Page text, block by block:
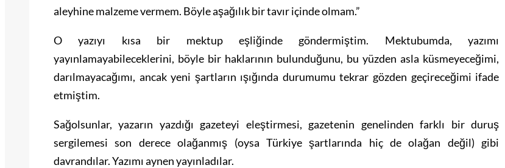
aleyhine malzeme vermem. Böyle aşağılık bir tavır içinde olmam.”
O yazıyı kısa bir mektup eşliğinde göndermiştim. Mektubumda, yazımı
yayınlamayabileceklerini, böyle bir haklarının bulunduğunu, bu yüzden asla küsmeyeceğimi,
darılmayacağımı, ancak yeni şartların ışığında durumumu tekrar gözden geçireceğimi ifade
etmiştim.
Sağolsunlar, yazarın yazdığı gazeteyi eleştirmesi, gazetenin genelinden farklı bir duruş
sergilemesi son derece olağanmış (oysa Türkiye şartlarında hiç de olağan değil) gibi
davrandılar. Yazımı aynen yayınladılar.